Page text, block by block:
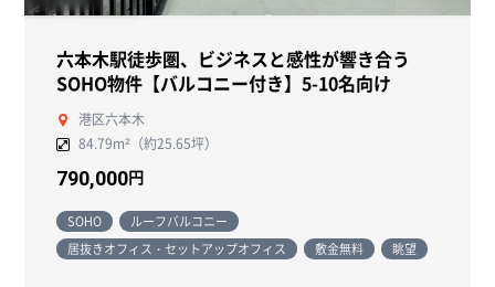
六本木駅徒歩圏、ビジネスと感性が響き合う
SOHO物件【バルコニー付き】5-10名向け
港区六本木
84.79m²（約25.65坪）
790,000円
SOHO
ルーフバルコニー
居抜きオフィス・セットアップオフィス
敷金無料 眺望